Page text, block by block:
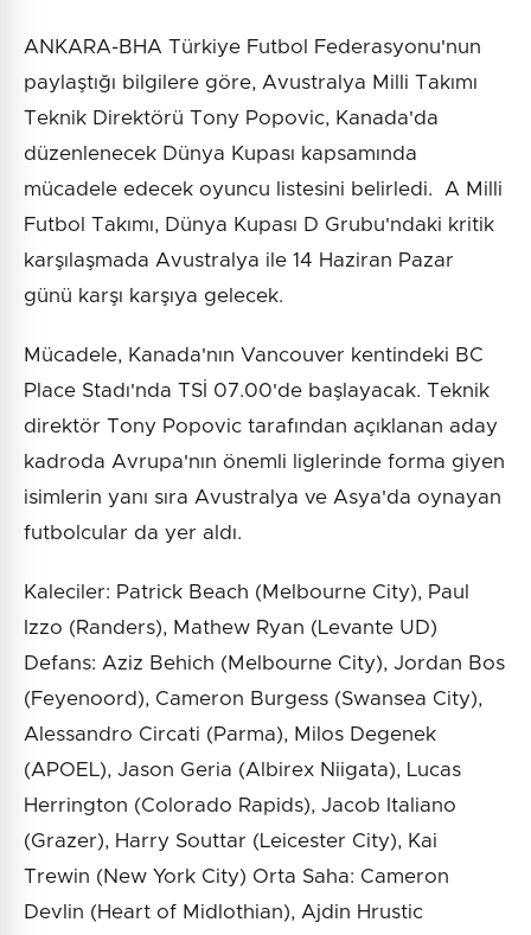
ANKARA-BHA Türkiye Futbol Federasyonu'nun
paylaştığı bilgilere göre, Avustralya Milli Takımı
Teknik Direktörü Tony Popovic, Kanada'da
düzenlenecek Dünya Kupası kapsamında
mücadele edecek oyuncu listesini belirledi. A Milli
Futbol Takımı, Dünya Kupası D Grubu'ndaki kritik
karşılaşmada Avustralya ile 14 Haziran Pazar
günü karşı karşıya gelecek.
Mücadele, Kanada'nın Vancouver kentindeki BC
Place Stadı'nda TSİ 07.00'de başlayacak. Teknik
direktör Tony Popovic tarafından açıklanan aday
kadroda Avrupa'nın önemli liglerinde forma giyen
isimlerin yanı sıra Avustralya ve Asya'da oynayan
futbolcular da yer aldı.
Kaleciler: Patrick Beach (Melbourne City), Paul
Izzo (Randers), Mathew Ryan (Levante UD)
Defans: Aziz Behich (Melbourne City), Jordan Bos
(Feyenoord), Cameron Burgess (Swansea City),
Alessandro Circati (Parma), Milos Degenek
(APOEL), Jason Geria (Albirex Niigata), Lucas
Herrington (Colorado Rapids), Jacob Italiano
(Grazer), Harry Souttar (Leicester City), Kai
Trewin (New York City) Orta Saha: Cameron
Devlin (Heart of Midlothian), Ajdin Hrustic